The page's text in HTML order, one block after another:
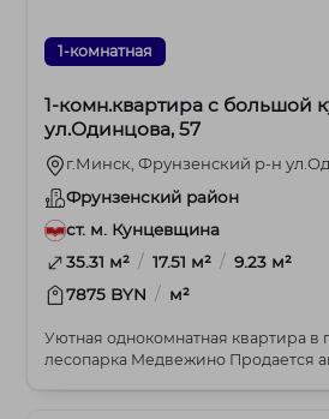
1-комнатная
1-комн.квартира с большой
ул.Одинцова, 57
г.Минск, Фрунзенский р-н
Фрунзенский район
ст. м. Кунцевщина
35.31 м² / 17.51 м² / 9.23 м²
7875 BYN / м²
Уютная однокомнатная квартира в
лесопарка Медвежино Продается аккуратная квартира